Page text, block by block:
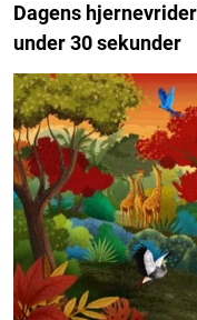
Dagens
under 30 sekunder